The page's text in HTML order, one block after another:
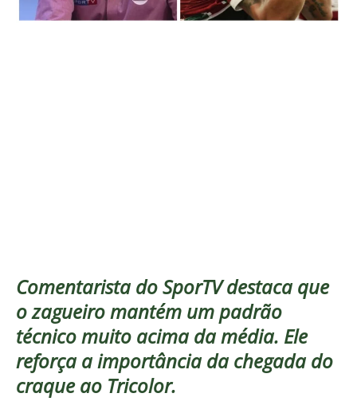
Comentarista do SporTV destaca que
o zagueiro mantém um padrão
técnico muito acima da média. Ele
reforça a importância da chegada do
craque ao Tricolor.